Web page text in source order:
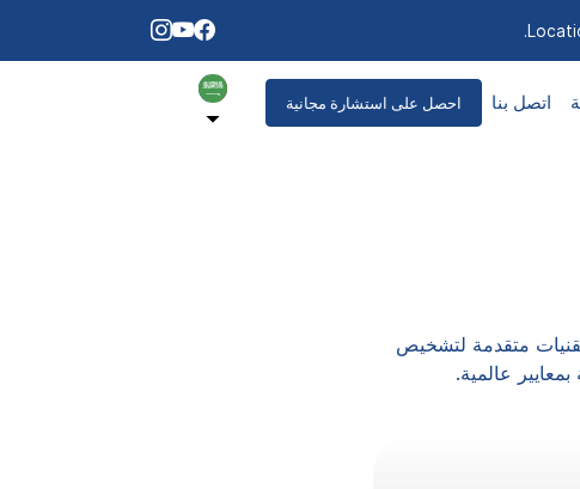
اتصل بنا احصل على استشارة مجانية
متقدمة لتشخيص
عالمية.